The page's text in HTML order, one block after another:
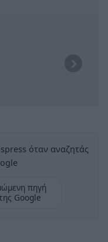
όταν αναζητάς
πηγή
Google